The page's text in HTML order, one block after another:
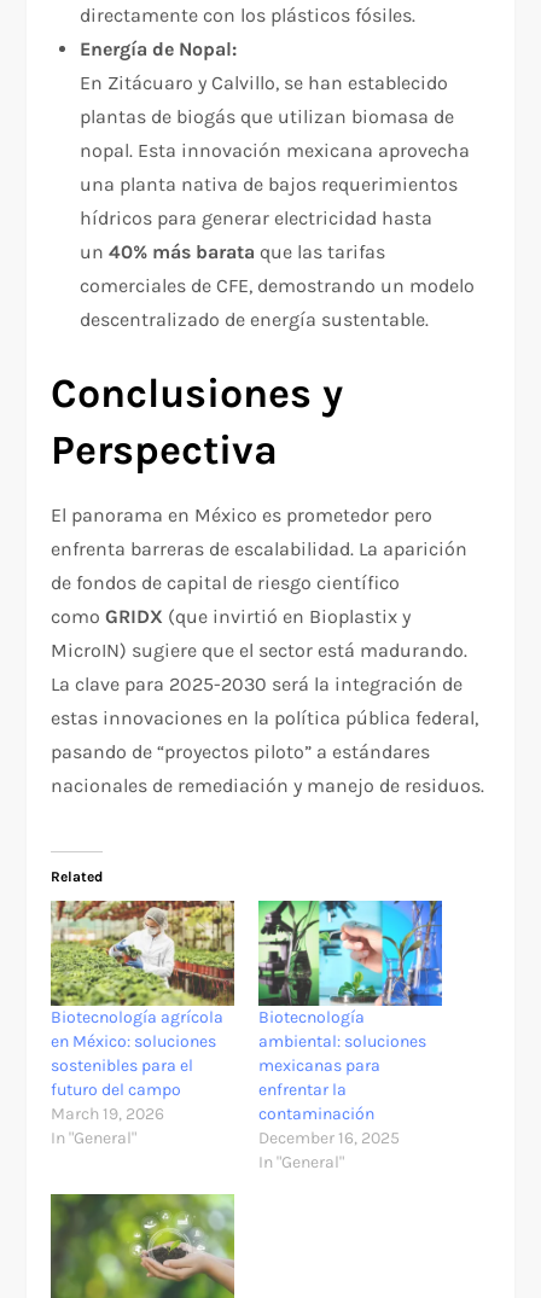
directamente con los plásticos fósiles.​
Energía de Nopal:
En Zitácuaro y Calvillo, se han establecido
plantas de biogás que utilizan biomasa de
nopal. Esta innovación mexicana aprovecha
una planta nativa de bajos requerimientos
hídricos para generar electricidad hasta
un40% más barata que las tarifas
comerciales de CFE, demostrando un modelo
descentralizado de energía sustentable.​
Conclusiones y
Perspectiva
El panorama en México es prometedor pero
enfrenta barreras de escalabilidad. La aparición
de fondos de capital de riesgo científico
comoGRIDX (que invirtió en Bioplastix y
MicroIN) sugiere que el sector está madurando.
La clave para 2025-2030 será la integración de
estas innovaciones en la política pública federal,
pasando de “proyectos piloto” a estándares
nacionales de remediación y manejo de residuos.
Related
Biotecnología agrícola
en México: soluciones
sostenibles para el
futuro del campo
March 19, 2026
In "General"
Biotecnología
ambiental: soluciones
mexicanas para
enfrentar la
contaminación
December 16, 2025
In "General"